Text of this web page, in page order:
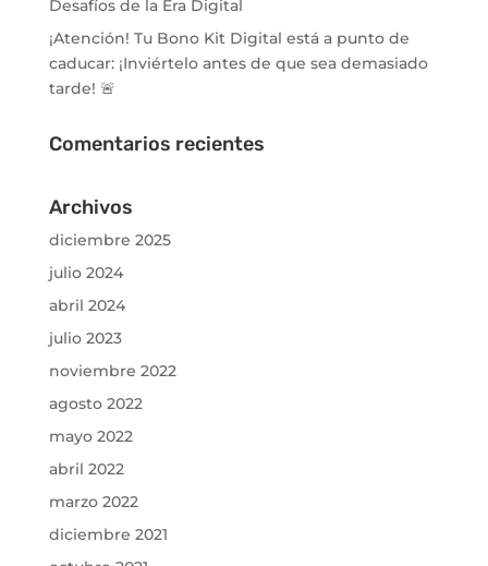
Desafíos de la Era Digital
¡Atención! Tu Bono Kit Digital está a punto de
caducar: ¡Inviértelo antes de que sea demasiado
tarde! 🚨
Comentarios recientes
Archivos
diciembre 2025
julio 2024
abril 2024
julio 2023
noviembre 2022
agosto 2022
mayo 2022
abril 2022
marzo 2022
diciembre 2021